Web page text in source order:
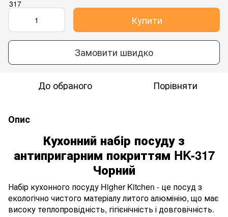
Купити
Замовити швидко
До обраного Порівняти
Опис
Кухонний набір посуду з
антипригарним покриттям HK-317
Чорний
Набір кухонного посуду Higher Kitchen - це посуд з
екологічно чистого матеріалу литого алюмінію, що має
високу теплопровідність, гігієнічність і довговічність.